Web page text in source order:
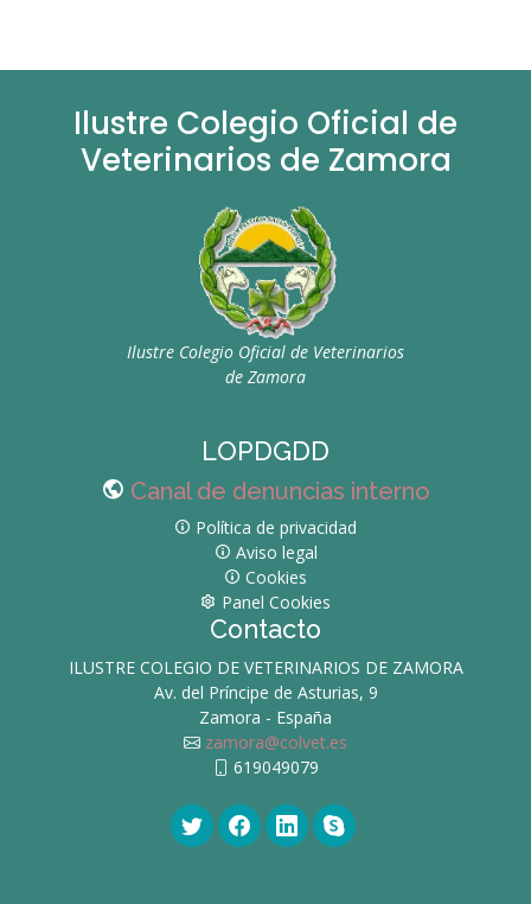
Ilustre Colegio Oficial de
Veterinarios de Zamora
Ilustre Colegio Oficial de Veterinarios
de Zamora
LOPDGDD
Canal de denuncias interno
Política de privacidad
Aviso legal
Cookies
Panel Cookies
Contacto
ILUSTRE COLEGIO DE VETERINARIOS DE ZAMORA
Av. del Príncipe de Asturias, 9
Zamora - España
zamora@colvet.es
619049079